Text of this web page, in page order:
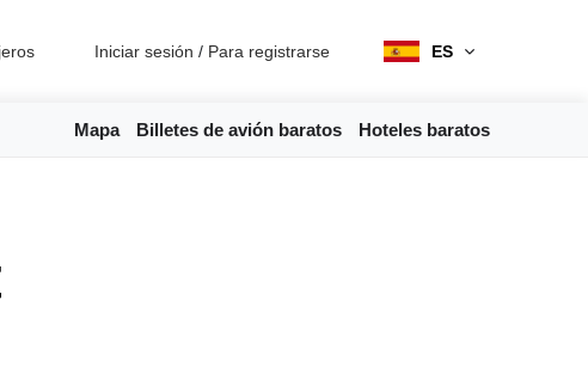
Iniciar sesión / Para registrarse ES
Mapa Billetes de avión baratos Hoteles baratos